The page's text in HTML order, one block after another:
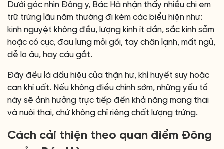
Dưới góc nhìn Đông y, Bác Hà nhận thấy nhiều chị em
trữ trứng lâu năm thường đi kèm các biểu hiện như:
kinh nguyệt không đều, lượng kinh ít dần, sắc kinh sẫm
hoặc có cục, đau lưng mỏi gối, tay chân lạnh, mất ngủ,
dễ lo âu, hay cáu gắt.
Đây đều là dấu hiệu của thận hư, khí huyết suy hoặc
can khí uất. Nếu không điều chỉnh sớm, những yếu tố
này sẽ ảnh hưởng trực tiếp đến khả năng mang thai
và nuôi thai, chứ không chỉ riêng chất lượng trứng.
Cách cải thiện theo quan điểm Đông